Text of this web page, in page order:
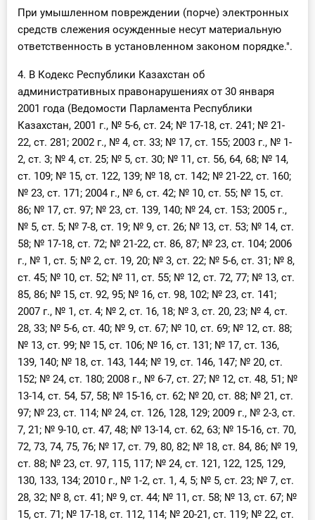
При умышленном повреждении (порче) электронных
средств слежения осужденные несут материальную
ответственность в установленном законом порядке.".
4. В Кодекс Республики Казахстан об
административных правонарушениях от 30 января
2001 года (Ведомости Парламента Республики
Казахстан, 2001 г., № 5-6, ст. 24; № 17-18, ст. 241; № 21-
22, ст. 281; 2002 г., № 4, ст. 33; № 17, ст. 155; 2003 г., № 1-
2, ст. 3; № 4, ст. 25; № 5, ст. 30; № 11, ст. 56, 64, 68; № 14,
ст. 109; № 15, ст. 122, 139; № 18, ст. 142; № 21-22, ст. 160;
№ 23, ст. 171; 2004 г., № 6, ст. 42; № 10, ст. 55; № 15, ст.
86; № 17, ст. 97; № 23, ст. 139, 140; № 24, ст. 153; 2005 г.,
№ 5, ст. 5; № 7-8, ст. 19; № 9, ст. 26; № 13, ст. 53; № 14, ст.
58; № 17-18, ст. 72; № 21-22, ст. 86, 87; № 23, ст. 104; 2006
г., № 1, ст. 5; № 2, ст. 19, 20; № 3, ст. 22; № 5-6, ст. 31; № 8,
ст. 45; № 10, ст. 52; № 11, ст. 55; № 12, ст. 72, 77; № 13, ст.
85, 86; № 15, ст. 92, 95; № 16, ст. 98, 102; № 23, ст. 141;
2007 г., № 1, ст. 4; № 2, ст. 16, 18; № 3, ст. 20, 23; № 4, ст.
28, 33; № 5-6, ст. 40; № 9, ст. 67; № 10, ст. 69; № 12, ст. 88;
№ 13, ст. 99; № 15, ст. 106; № 16, ст. 131; № 17, ст. 136,
139, 140; № 18, ст. 143, 144; № 19, ст. 146, 147; № 20, ст.
152; № 24, ст. 180; 2008 г., № 6-7, ст. 27; № 12, ст. 48, 51; №
13-14, ст. 54, 57, 58; № 15-16, ст. 62; № 20, ст. 88; № 21, ст.
97; № 23, ст. 114; № 24, ст. 126, 128, 129; 2009 г., № 2-3, ст.
7, 21; № 9-10, ст. 47, 48; № 13-14, ст. 62, 63; № 15-16, ст. 70,
72, 73, 74, 75, 76; № 17, ст. 79, 80, 82; № 18, ст. 84, 86; № 19,
ст. 88; № 23, ст. 97, 115, 117; № 24, ст. 121, 122, 125, 129,
130, 133, 134; 2010 г., № 1-2, ст. 1, 4, 5; № 5, ст. 23; № 7, ст.
28, 32; № 8, ст. 41; № 9, ст. 44; № 11, ст. 58; № 13, ст. 67; №
15, ст. 71; № 17-18, ст. 112, 114; № 20-21, ст. 119; № 22, ст.